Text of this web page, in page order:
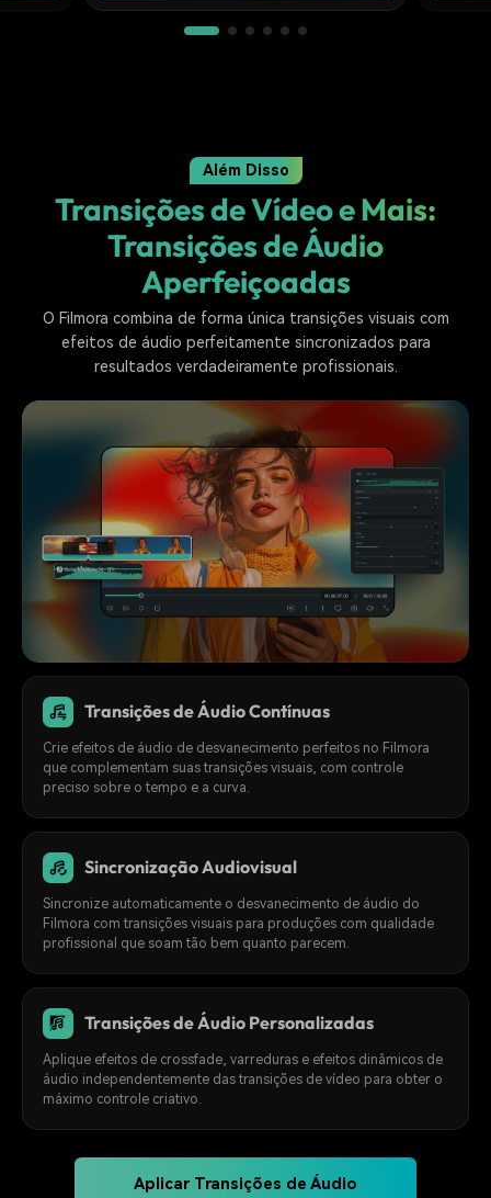
Além Disso
Transições de Vídeo e Mais:
Transições de Áudio
Aperfeiçoadas
O Filmora combina de forma única transições visuais com
efeitos de áudio perfeitamente sincronizados para
resultados verdadeiramente profissionais.
Transições de Áudio Contínuas
Crie efeitos de áudio de desvanecimento perfeitos no Filmora
que complementam suas transições visuais, com controle
preciso sobre o tempo e a curva.
Sincronização Audiovisual
Sincronize automaticamente o desvanecimento de áudio do
Filmora com transições visuais para produções com qualidade
profissional que soam tão bem quanto parecem.
Transições de Áudio Personalizadas
Aplique efeitos de crossfade, varreduras e efeitos dinâmicos de
áudio independentemente das transições de vídeo para obter o
máximo controle criativo.
Aplicar Transições de Áudio